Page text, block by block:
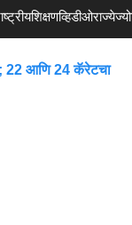
शिक्षणव्हिडीओराज्ये
22 आणि 24 कॅरेटचा